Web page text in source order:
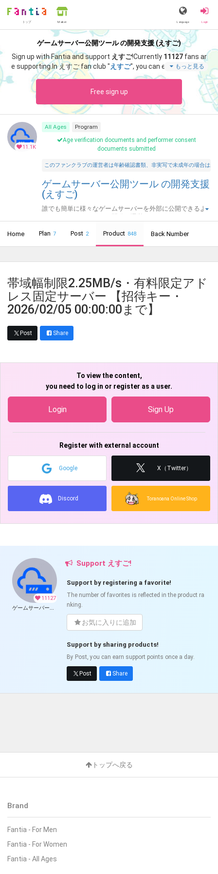
トップ Market Language Login
ゲームサーバー公開ツール の開発支援 (えすご)
Sign up with Fantia and support えすご!Currently 11127fans ar
e supporting.In えすご fan club "えすご", you can enjoy special c
ontent such as "サポート感謝！アドレス固定化「なし」・月額
もっと見る
Free sign up
11.1K
All Ages
Program
Age verification documents and performer consent
documents submitted
このファンクラブの運営者は年齢確認書類、非実写で未成年の場合は
ゲームサーバー公開ツール の開発支援
(えすご)
誰でも簡単に様々なゲームサーバーを外部に公開できるよ
Home Plan 7 Post 2 Product 848 Back Number
帯域幅制限2.25MB/s・有料限定アド
レス固定サーバー 【招待キー・
2026/02/05 00:00:00まで】
Post Share
To view the content,
you need to log in or register as a user.
Login Sign Up
Register with external account
Google X（Twitter）
Discord Toranoana Online Shop
11127
ゲームサーバー公開ツール の開発支援
Support えすご!
Support by registering a favorite!
The number of favorites is reflected in the product ra
nking.
お気に入りに追加
Support by sharing products!
By Post, you can earn support points once a day.
Post Share
トップへ戻る
Brand
Fantia - For Men
Fantia - For Women
Fantia - All Ages